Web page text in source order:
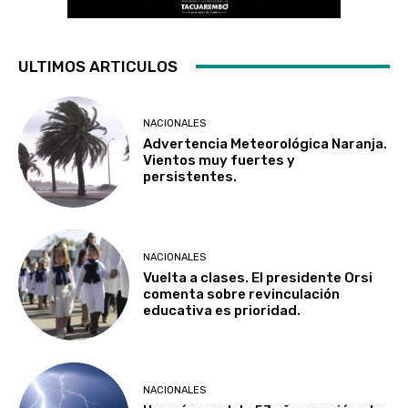
ULTIMOS ARTICULOS
NACIONALES
Advertencia Meteorológica Naranja.
Vientos muy fuertes y
persistentes.
NACIONALES
Vuelta a clases. El presidente Orsi
comenta sobre revinculación
educativa es prioridad.
NACIONALES